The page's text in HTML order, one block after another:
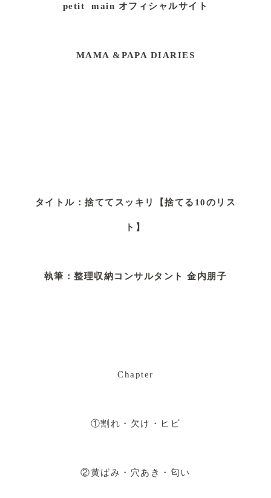
petit main オフィシャルサイト
MAMA &PAPA DIARIES
タイトル：捨ててスッキリ【捨てる10のリス
ト】
執筆：整理収納コンサルタント 金内朋子
Chapter
①割れ・欠け・ヒビ
②黄ばみ・穴あき・匂い